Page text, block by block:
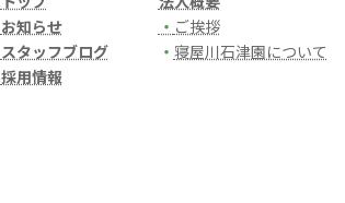
お知らせ
スタッフブログ
採用情報
・ ご挨拶
・ 寝屋川石津園について